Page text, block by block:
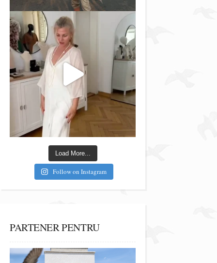
Load More...
Follow on Instagram
PARTENER PENTRU